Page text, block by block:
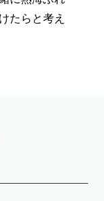
たらと考え